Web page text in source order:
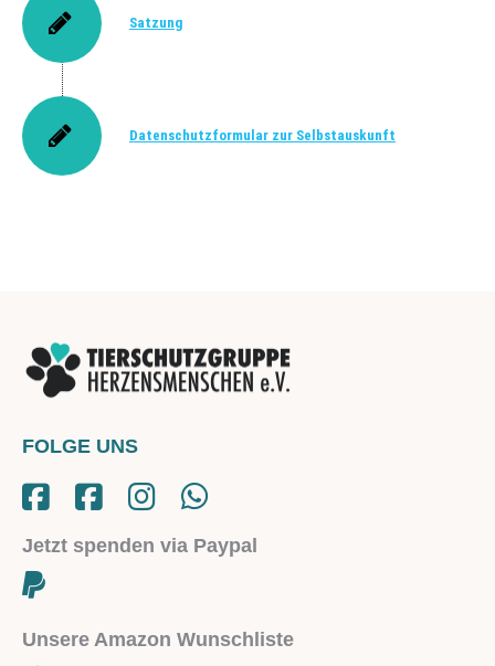
Satzung
Datenschutzformular zur Selbstauskunft
FOLGE UNS
Jetzt spenden via Paypal
Unsere Amazon Wunschliste